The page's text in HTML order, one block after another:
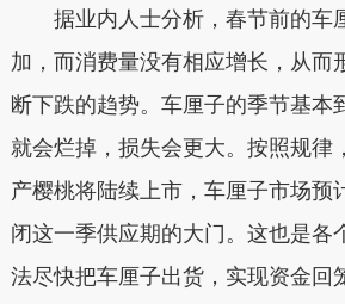
据业内人士分析，春节前的车
加，而消费量没有相应增长，从而
断下跌的趋势。车厘子的季节基本
就会烂掉，损失会更大。按照规律，
产樱桃将陆续上市，车厘子市场预
闭这一季供应期的大门。这也是各
法尽快把车厘子出货，实现资金回